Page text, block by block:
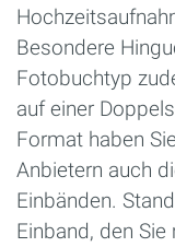
Besondere
Fotobuchtyp
auf einer
Format haben
Anbietern auch
Einbänden.
Einband, den